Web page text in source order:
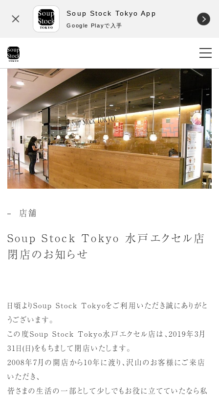
Soup Stock Tokyo App
Google Playで入手
店舗
Soup Stock Tokyo 水戸エクセル店
閉店のお知らせ
日頃よりSoup Stock Tokyoをご利用いただき誠にありがと
うございます。
この度Soup Stock Tokyo水戸エクセル店は、2019年3月
31日(日)をもちまして閉店いたします。
2008年7月の開店から10年に渡り、沢山のお客様にご来店
いただき、
皆さまの生活の一部として少しでもお役に立てていたなら私